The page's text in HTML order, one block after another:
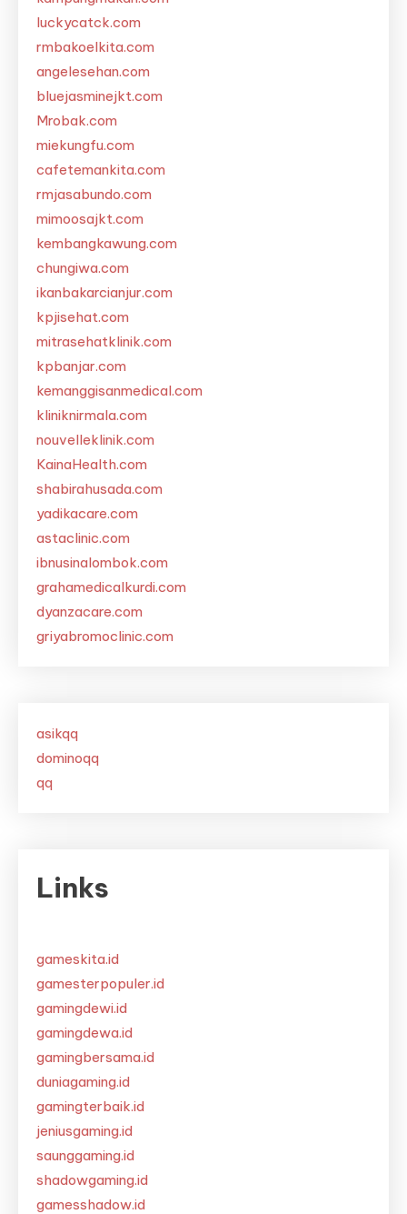
luckycatck.com
rmbakoelkita.com
angelesehan.com
bluejasminejkt.com
Mrobak.com
miekungfu.com
cafetemankita.com
rmjasabundo.com
mimoosajkt.com
kembangkawung.com
chungiwa.com
ikanbakarcianjur.com
kpjisehat.com
mitrasehatklinik.com
kpbanjar.com
kemanggisanmedical.com
kliniknirmala.com
nouvelleklinik.com
KainaHealth.com
shabirahusada.com
yadikacare.com
astaclinic.com
ibnusinalombok.com
grahamedicalkurdi.com
dyanzacare.com
griyabromoclinic.com
asikqq
dominoqq
qq
Links
gameskita.id
gamesterpopuler.id
gamingdewi.id
gamingdewa.id
gamingbersama.id
duniagaming.id
gamingterbaik.id
jeniusgaming.id
saunggaming.id
shadowgaming.id
gamesshadow.id